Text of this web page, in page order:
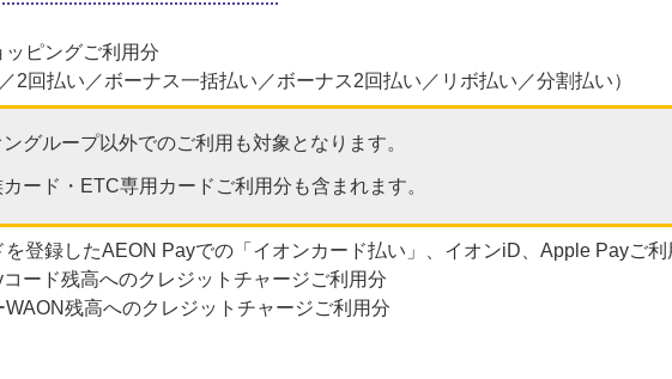
ッピングご利用分
／2回払い／ボーナス一括払い／ボーナス2回払い／リボ払い／分割払い）
グループ以外でのご利用も対象となります。
ード・ETC専用カードご利用分も含まれます。
を登録したAEON Payでの「イオンカード払い」、イオンiD、Apple Payご利
ード残高へのクレジットチャージご利用分
WAON残高へのクレジットチャージご利用分